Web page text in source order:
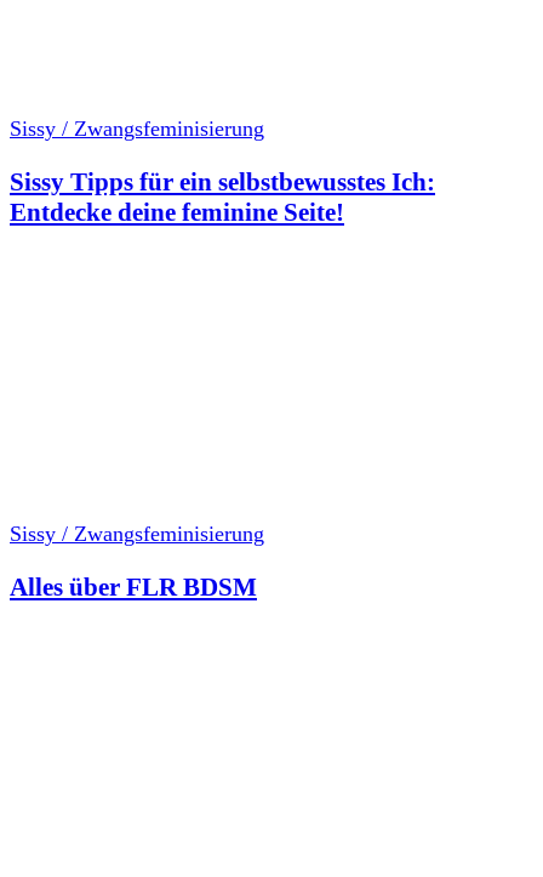
Sissy / Zwangsfeminisierung
Sissy Tipps für ein selbstbewusstes Ich:
Entdecke deine feminine Seite!
Sissy / Zwangsfeminisierung
Alles über FLR BDSM